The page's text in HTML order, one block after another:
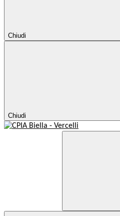
Chiudi
Chiudi